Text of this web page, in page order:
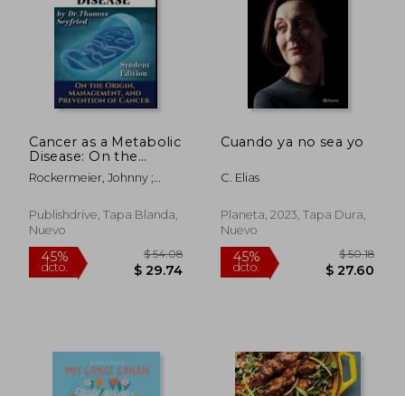
Cancer as a Metabolic
Disease: On the
Origin, Management
and Prevention of
Edition (en Inglés)
Rockermeier, Johnny ;
Publishdrive, Tapa Blanda,
Nuevo
Cuando ya no sea yo
C. Elias
Planeta, 2023, Tapa Dura,
Nuevo